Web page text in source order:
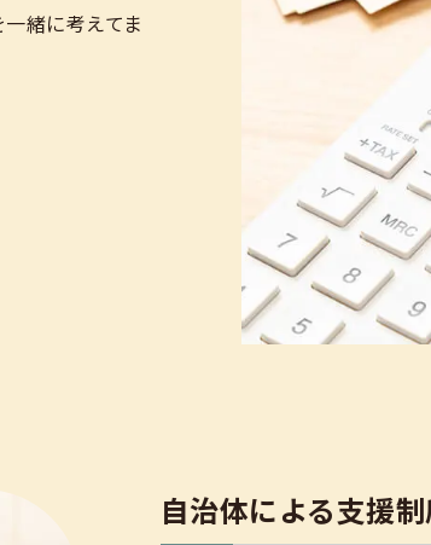
緒に考えてま
自治体による支援